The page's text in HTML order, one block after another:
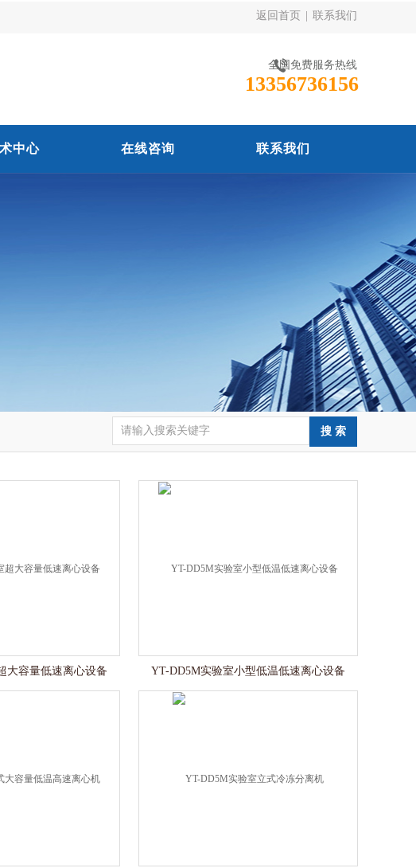
返回首页 联系我们
全国免费服务热线
13356736156
中心 在线咨询 联系我们
大容量低速离心设备 YT-DD5M实验室小型低温低速离心设备